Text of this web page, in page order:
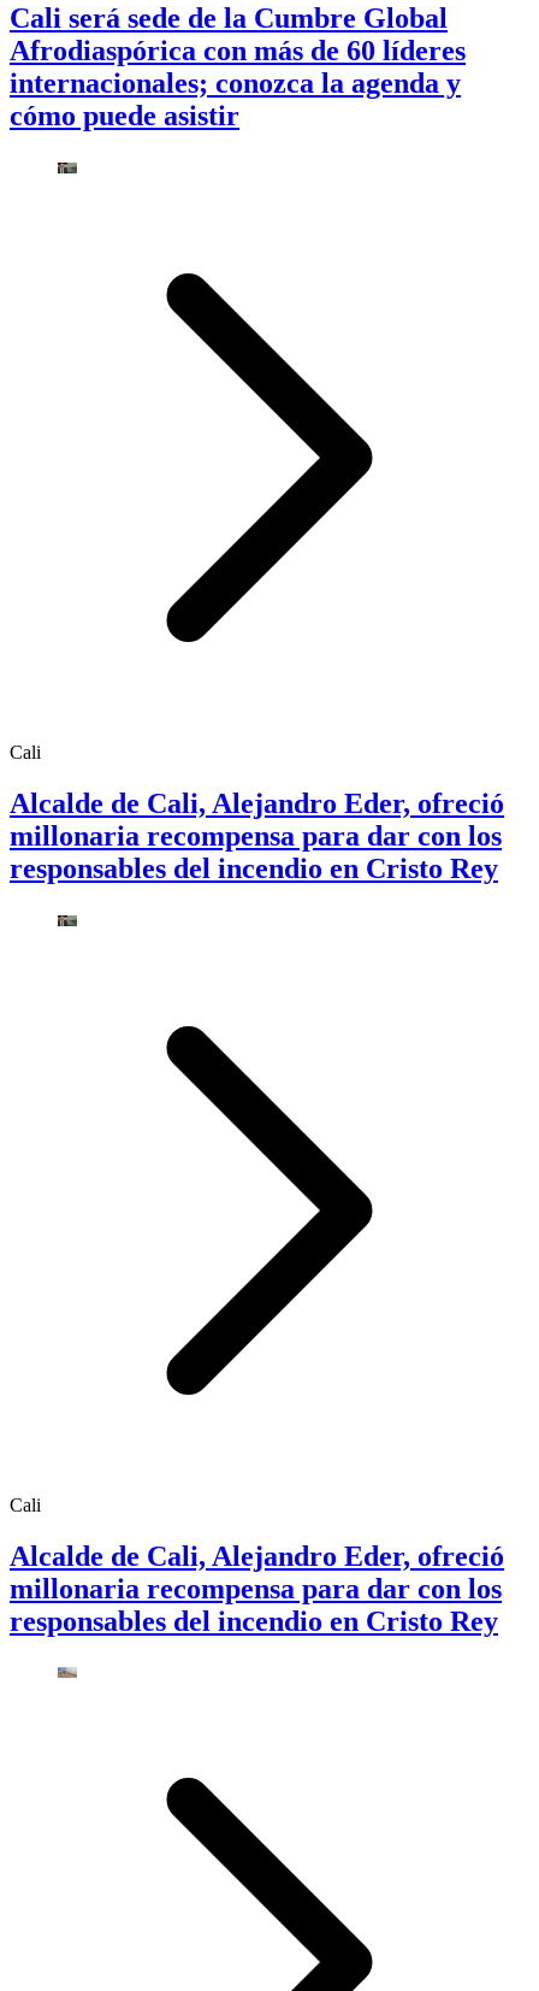
Cali será sede de la Cumbre Global
Afrodiaspórica con más de 60 líderes
internacionales; conozca la agenda y
cómo puede asistir
Cali
Alcalde de Cali, Alejandro Eder, ofreció
millonaria recompensa para dar con los
responsables del incendio en Cristo Rey
Cali
Alcalde de Cali, Alejandro Eder, ofreció
millonaria recompensa para dar con los
responsables del incendio en Cristo Rey